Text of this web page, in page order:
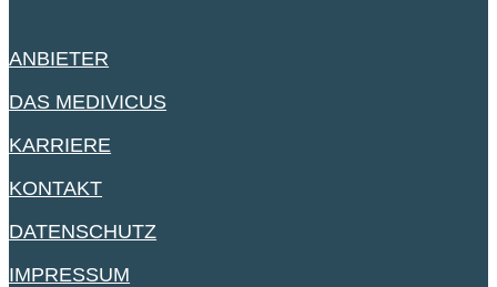
ANBIETER
DAS MEDIVICUS
KARRIERE
KONTAKT
DATENSCHUTZ
IMPRESSUM